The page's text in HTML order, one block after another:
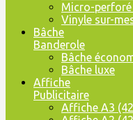
Micro-perforé
Vinyle sur-
Bâche
Banderole
Bâche
Bâche luxe
Affiche
Publicitaire
Affiche A3